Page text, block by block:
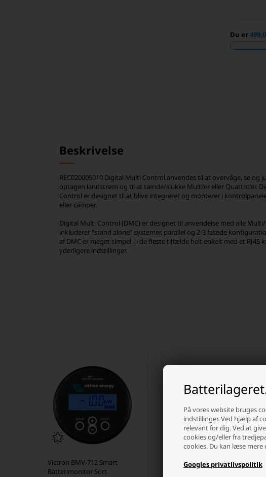
På vores website bruges
indstillinger. Ved hjælp af
relevant for dig. Ved at
cookies og/eller fra
cookies. Du kan læse
Googles privatlivspolitik
Du er
Beskrivelse
REC020005010 Digital Multi Control anvendes til at overvåge, se og
optagen landstrøm og til at tænde/slukke Multi'er eller Quattro'er.
Control er designet til at blive integreret og monteret i
eller camper.
Digital Multi Control (DMC) er designet til anvendelse med alle
inkluderer "stand alone" systemer, parallel og 2-3 fasede
af DMC er meget simpel - i de fleste tilfælde helt enkelt med et RJ45
yderligere indstillinger.
Victron BMV-712 Smart
Batterimonitor Sort
Victron BMV-712 Smart
Batterimonitor